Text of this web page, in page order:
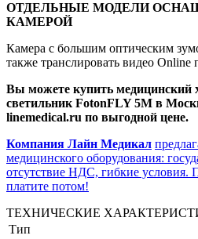
ОТДЕЛЬНЫЕ МОДЕЛИ
КАМЕРОЙ
Камера с большим оптическим
также транслировать видео Online
Вы можете купить медицинский
светильник FotonFLY 5М в
linemedical.ru по выгодной цене.
Компания Лайн Медикал
медицинского оборудования:
отсутствие НДС, гибкие условия.
платите потом!
ТЕХНИЧЕСКИЕ
Тип